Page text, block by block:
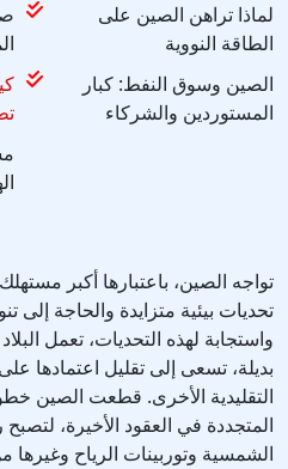
لماذا تراهن الصين على
الطاقة النووية
الصين وسوق النفط: كبار
المستوردين والشركاء
تواجه الصين، باعتبارها أكبر
تحديات بيئية متزايدة والحاجة إلى
واستجابة لهذه التحديات، تعمل
بديلة، تسعى إلى تقليل اعتمادها
التقليدية الأخرى. قطعت الصين
المتجددة في العقود الأخيرة، لتصبح
الشمسية وتوربينات الرياح وغيرها